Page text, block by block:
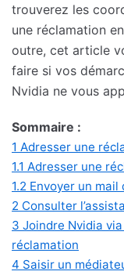
trouverez les
une réclamation
outre, cet article
faire si vos
Nvidia ne vous
Sommaire :
1 Adresser une
1.1 Adresser une
1.2 Envoyer un
2 Consulter
3 Joindre Nvidia
réclamation
4 Saisir un